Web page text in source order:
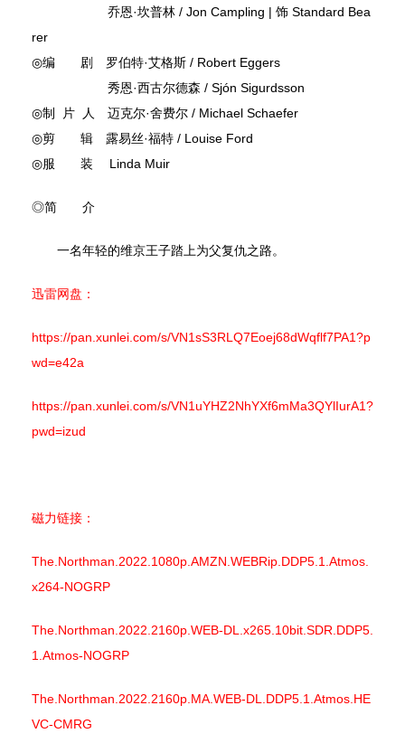
乔恩·坎普林 / Jon Campling | 饰 Standard Bea
rer
◎编 剧 罗伯特·艾格斯 / Robert Eggers
秀恩·西古尔德森 / Sjón Sigurdsson
◎制 片 人 迈克尔·舍费尔 / Michael Schaefer
◎剪 辑 露易丝·福特 / Louise Ford
◎服 装 Linda Muir
◎简 介
一名年轻的维京王子踏上为父复仇之路。
迅雷网盘：
https://pan.xunlei.com/s/VN1sS3RLQ7Eoej68dWqflf7PA1?p
wd=e42a
https://pan.xunlei.com/s/VN1uYHZ2NhYXf6mMa3QYlIurA1?
pwd=izud
磁力链接：
The.Northman.2022.1080p.AMZN.WEBRip.DDP5.1.Atmos.
x264-NOGRP
The.Northman.2022.2160p.WEB-DL.x265.10bit.SDR.DDP5.
1.Atmos-NOGRP
The.Northman.2022.2160p.MA.WEB-DL.DDP5.1.Atmos.HE
VC-CMRG